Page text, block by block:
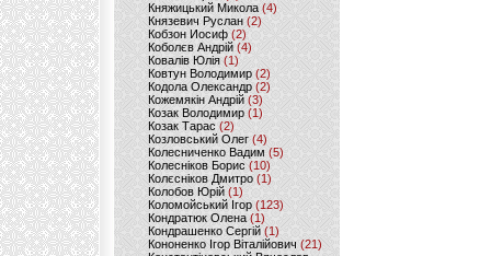
Княжицький Микола(4)
Князевич Руслан (2)
Кобзон Иосиф(2)
Коболєв Андрій (4)
Ковалів Юлія(1)
Ковтун Володимир (2)
Кодола Олександр (2)
Кожемякін Андрій (3)
Козак Володимир (1)
Козак Тарас (2)
Козловський Олег(4)
Колесниченко Вадим (5)
Колесніков Борис (10)
Колєсніков Дмитро (1)
Колобов Юрій (1)
Коломойський Ігор (123)
Кондратюк Олена(1)
Кондрашенко Сергій (1)
Кононенко Ігор Віталійович (21)